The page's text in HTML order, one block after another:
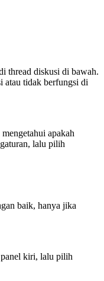
thread diskusi di bawah.
atau tidak berfungsi di
apakah
lalu pilih
baik, hanya jika
panel kiri, lalu pilih